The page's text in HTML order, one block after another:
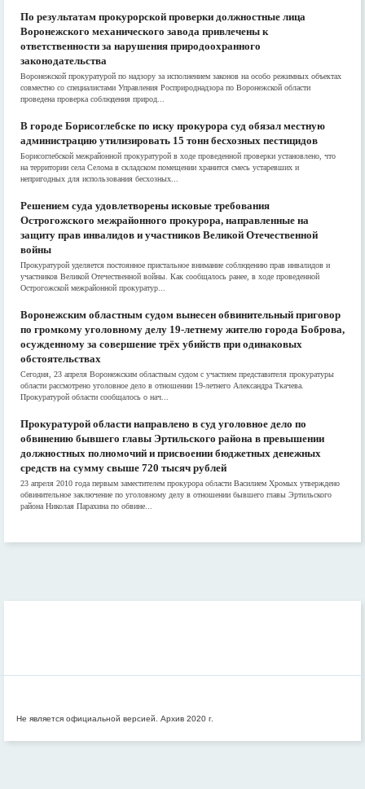
По результатам прокурорской проверки должностные лица
Воронежского механического завода привлечены к
ответственности за нарушения природоохранного
законодательства
Воронежской прокуратурой по надзору за исполнением законов на особо режимных объектах
совместно со специалистами Управления Росприроднадзора по Воронежской области
проведена проверка соблюдения природ...
В городе Борисоглебске по иску прокурора суд обязал местную
администрацию утилизировать 15 тонн бесхозных пестицидов
Борисоглебской межрайонной прокуратурой в ходе проведенной проверки установлено, что
на территории села Селома в складском помещении хранится смесь устаревших и
непригодных для использования бесхозных...
Решением суда удовлетворены исковые требования
Острогожского межрайонного прокурора, направленные на
защиту прав инвалидов и участников Великой Отечественной
войны
Прокуратурой уделяется постоянное пристальное внимание соблюдению прав инвалидов и
участников Великой Отечественной войны. Как сообщалось ранее, в ходе проведенной
Острогожской межрайонной прокуратур...
Воронежским областным судом вынесен обвинительный приговор
по громкому уголовному делу 19-летнему жителю города Боброва,
осужденному за совершение трёх убийств при одинаковых
обстоятельствах
Сегодня, 23 апреля Воронежским областным судом с участием представителя прокуратуры
области рассмотрено уголовное дело в отношении 19-летнего Александра Ткачева.
Прокуратурой области сообщалось о нач...
Прокуратурой области направлено в суд уголовное дело по
обвинению бывшего главы Эртильского района в превышении
должностных полномочий и присвоении бюджетных денежных
средств на сумму свыше 720 тысяч рублей
23 апреля 2010 года первым заместителем прокурора области Василием Хромых утверждено
обвинительное заключение по уголовному делу в отношении бывшего главы Эртильского
района Николая Парахина по обвине...
Не является официальной версией. Архив 2020 г.